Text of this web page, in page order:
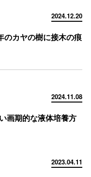
2024.12.20
のカヤの樹に接木の痕
2024.11.08
画期的な液体培養方
2023.04.11